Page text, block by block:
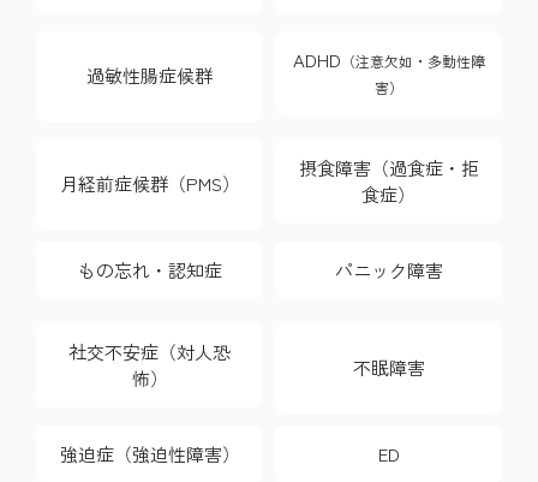
過敏性腸症候群
ADHD （注意欠如・多動性障
害）
月経前症候群（PMS）
摂食障害（過食症・拒
食症）
もの忘れ・認知症 パニック障害
社交不安症（対人恐
怖）
不眠障害
強迫症（強迫性障害） ED